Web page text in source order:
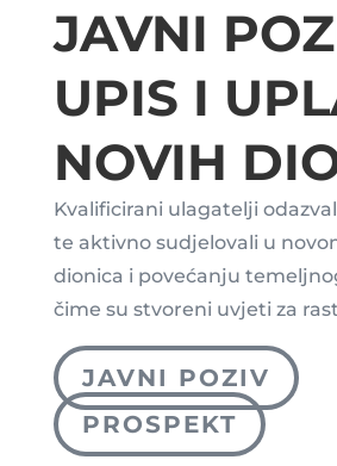
JAVNI
UPIS I
NOVIH
Kvalificirani ulagatelji
te aktivno sudjelovali u
dionica i povećanju
čime su stvoreni uvjeti za
JAVNI POZIV
PROSPEKT